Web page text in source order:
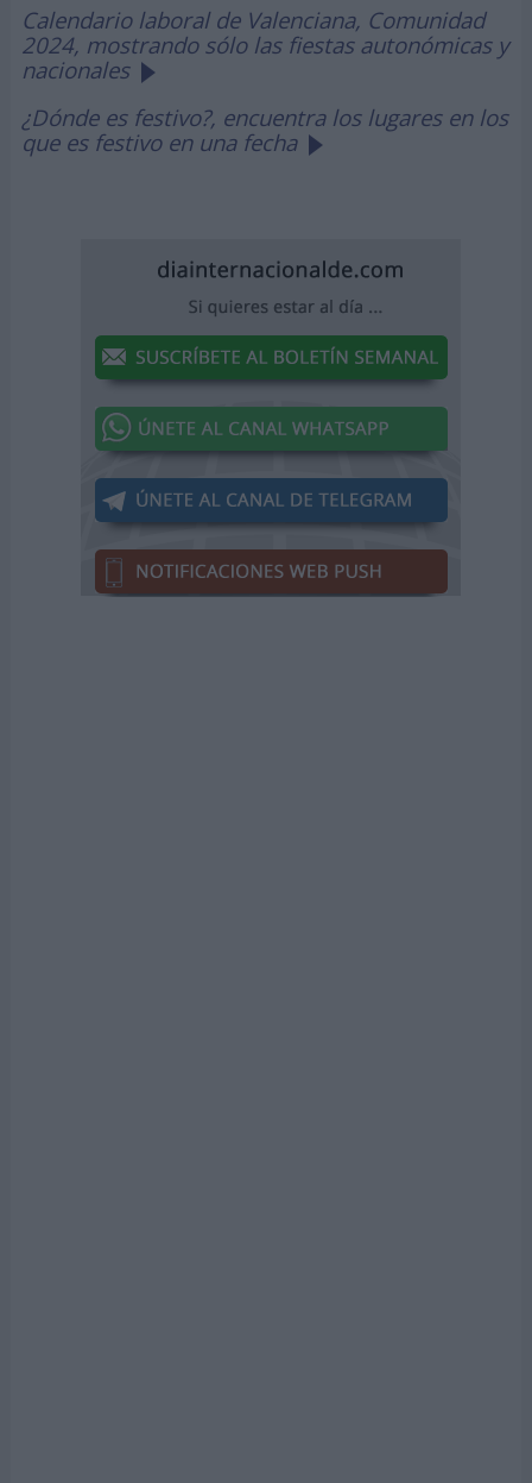
Calendario laboral de Valenciana, Comunidad
2024, mostrando sólo las fiestas autonómicas y
nacionales
¿Dónde es festivo?, encuentra los lugares en los
que es festivo en una fecha